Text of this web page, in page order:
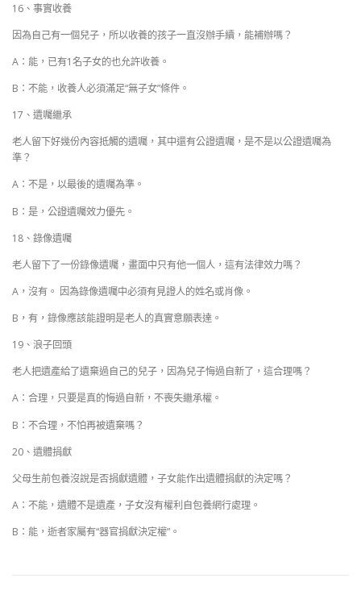
16、事實收養
因為自己有一個兒子，所以收養的孩子一直沒辦手續，能補辦嗎？
A：能，已有1名子女的也允許收養。
B：不能，收養人必須滿足“無子女”條件。
17、遺囑繼承
老人留下好幾份內容抵觸的遺囑，其中還有公證遺囑，是不是以公證遺囑為
準？
A：不是，以最後的遺囑為準。
B：是，公證遺囑效力優先。
18、錄像遺囑
老人留下了一份錄像遺囑，畫面中只有他一個人，這有法律效力嗎？
A，沒有。 因為錄像遺囑中必須有見證人的姓名或肖像。
B，有，錄像應該能證明是老人的真實意願表達。
19、浪子回頭
老人把遺產給了遺棄過自己的兒子，因為兒子悔過自新了，這合理嗎？
A：合理，只要是真的悔過自新，不喪失繼承權。
B：不合理，不怕再被遺棄嗎？
20、遺體捐獻
父母生前包養沒說是否捐獻遺體，子女能作出遺體捐獻的決定嗎？
A：不能，遺體不是遺產，子女沒有權利自包養網行處理。
B：能，逝者家屬有“器官捐獻決定權”。